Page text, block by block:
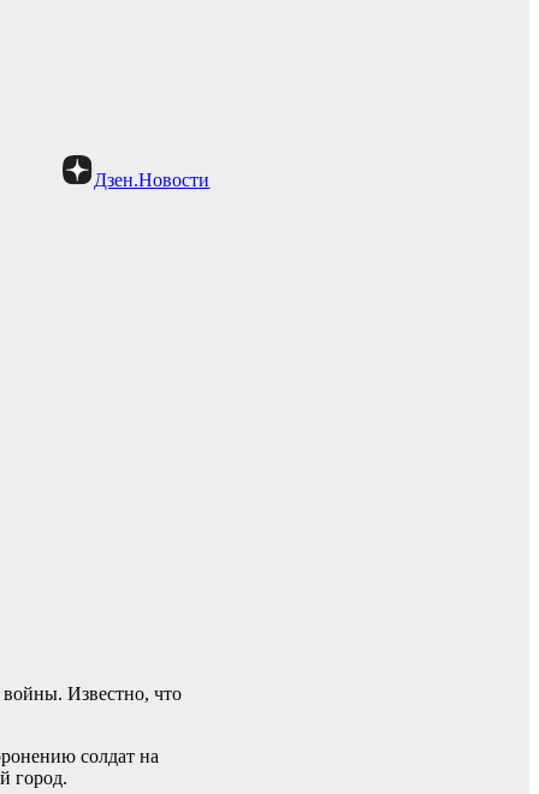
Дзен.Новости
Известно, что
солдат на
город.